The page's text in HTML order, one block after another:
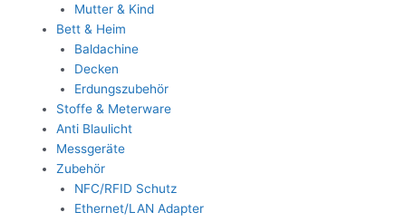
Mutter & Kind
Bett & Heim
Baldachine
Decken
Erdungszubehör
Stoffe & Meterware
Anti Blaulicht
Messgeräte
Zubehör
NFC/RFID Schutz
Ethernet/LAN Adapter